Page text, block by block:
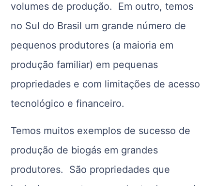
volumes de produção. Em outro, temos
no Sul do Brasil um grande número de
pequenos produtores (a maioria em
produção familiar) em pequenas
propriedades e com limitações de acesso
tecnológico e financeiro.
Temos muitos exemplos de sucesso de
produção de biogás em grandes
produtores. São propriedades que